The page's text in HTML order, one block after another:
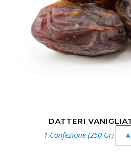
DATTERI
1 Confezione (250 Gr)